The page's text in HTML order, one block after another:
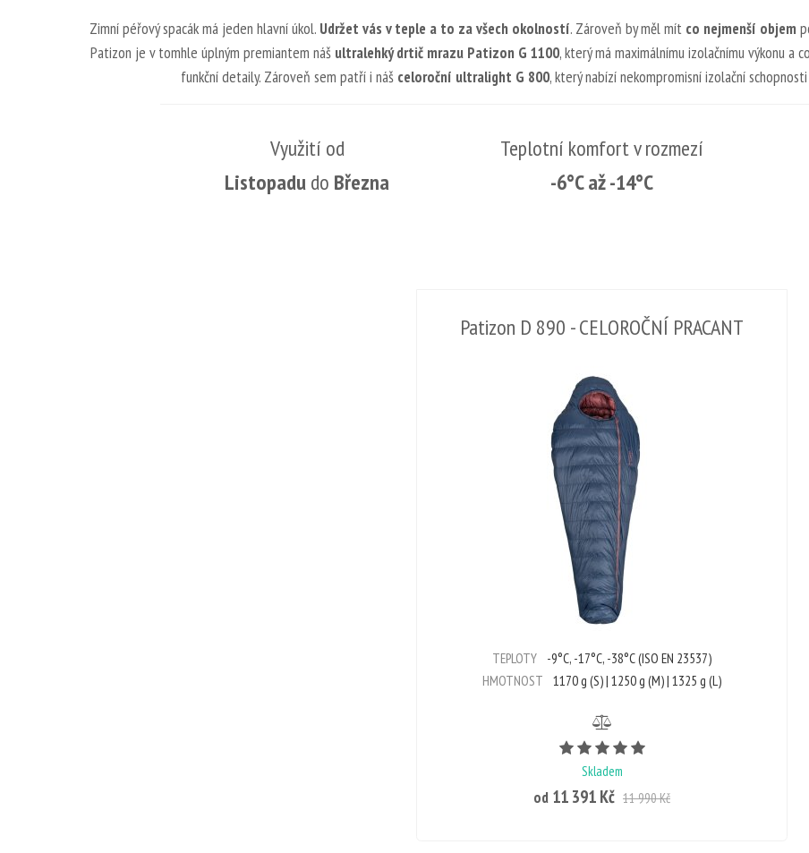
Zimní péřový spacák má jeden hlavní úkol. Udržet vás v teple a to za všech okolností. Zároveň by měl mít co nejmenší objem
Patizon je v tomhle úplným premiantem náš ultralehký drtič mrazu Patizon G 1100, který má maximálnímu izolačnímu výkonu a
funkční detaily. Zároveň sem patří i náš celoroční ultralight G 800, který nabízí nekompromisní izolační
Využití od
Listopadudo Března
Teplotní komfort v rozmezí
-6°C až -14°C
Patizon D 890 - CELOROČNÍ PRACANT
TEPLOTY -9°C, -17°C, -38°C (ISO EN 23537)
HMOTNOST 1170 g (S) | 1250 g (M) | 1325 g (L)
Skladem
od 11 391 Kč 11 990 Kč